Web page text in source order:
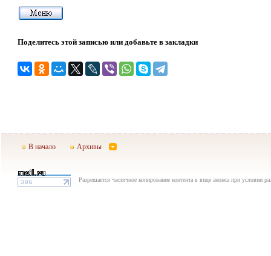
Поделитесь этой записью или добавьте в закладки
В начало Архивы
Разрешается частичное копирование контента в виде анонса при условии